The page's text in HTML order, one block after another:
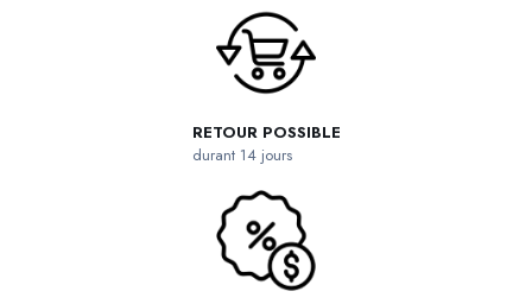
RETOUR POSSIBLE
durant 14 jours